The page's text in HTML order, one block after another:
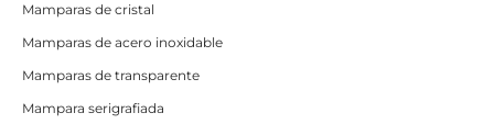
Mamparas de cristal
Mamparas de acero inoxidable
Mamparas de transparente
Mampara serigrafiada